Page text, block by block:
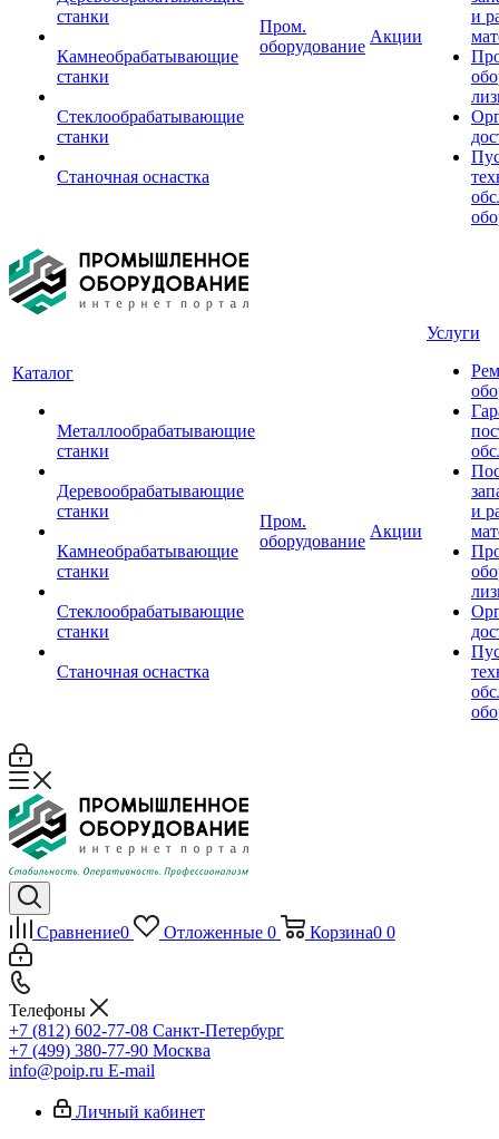
станки
Камнеобрабатывающие
станки
Стеклообрабатывающие
станки
Станочная оснастка
Пром.
оборудование
Акции
и
Каталог
Металлообрабатывающие
станки
Деревообрабатывающие
станки
Камнеобрабатывающие
станки
Стеклообрабатывающие
станки
Станочная оснастка
Пром.
оборудование
Акции
Услуги
и
Сравнение0 Отложенные 0 Корзина0 0
Телефоны
+7 (812) 602-77-08 Санкт-Петербург
+7 (499) 380-77-90 Москва
info@poip.ru E-mail
Личный кабинет